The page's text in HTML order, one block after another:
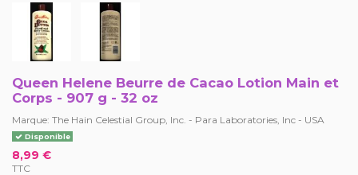
Queen Helene Beurre de Cacao Lotion Main et
Corps - 907 g - 32 oz
Marque: The Hain Celestial Group, Inc. - Para Laboratories, Inc - USA
Disponible
8,99 €
TTC